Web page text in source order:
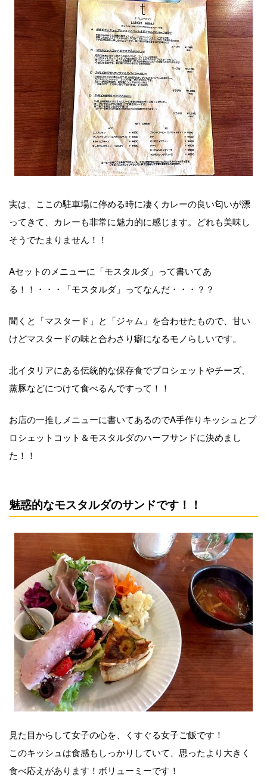
実は、ここの駐車場に停める時に凄くカレーの良い匂いが漂
ってきて、カレーも非常に魅力的に感じます。どれも美味し
そうでたまりません！！
Aセットのメニューに「モスタルダ」って書いてあ
る！！・・・「モスタルダ」ってなんだ・・・？？
聞くと「マスタード」と「ジャム」を合わせたもので、甘い
けどマスタードの味と合わさり癖になるモノらしいです。
北イタリアにある伝統的な保存食でプロシェットやチーズ、
蒸豚などにつけて食べるんですって！！
お店の一推しメニューに書いてあるのでA手作りキッシュとプ
ロシェットコット＆モスタルダのハーフサンドに決めまし
た！！
魅惑的なモスタルダのサンドです！！
見た目からして女子の心を、くすぐる女子ご飯です！
このキッシュは食感もしっかりしていて、思ったより大きく
食べ応えがあります！ボリューミーです！